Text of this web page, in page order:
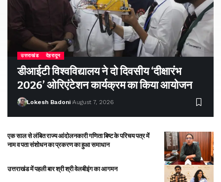
उत्तराखंड देहरादून
डीआईटी विश्वविद्यालय ने दो दिवसीय ‘दीक्षारंभ
2026’ ओरिएंटेशन कार्यक्रम का किया आयोजन
Lokesh Badoni August 7, 2026
एक साल से लंबित राज्य आंदोलनकारी गणिता बिष्ट के परिचय पत्र में
नाम व पता संशोधन का प्रकरण का हुआ समाधान
उत्तराखंड में पहली बार श्री श्री वेलबीइंग का आगमन